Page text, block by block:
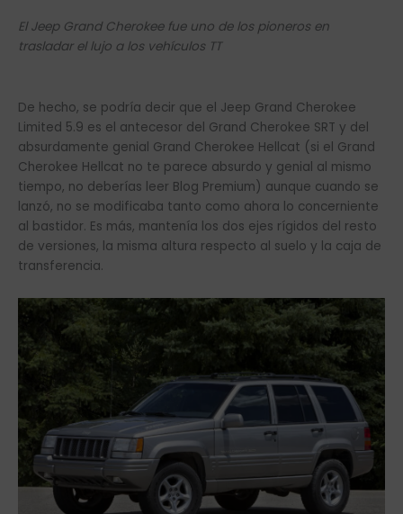
El Jeep Grand Cherokee fue uno de los pioneros en
trasladar el lujo a los vehículos TT
De hecho, se podría decir que el Jeep Grand Cherokee
Limited 5.9 es el antecesor del Grand Cherokee SRT y del
absurdamente genial Grand Cherokee Hellcat (si el Grand
Cherokee Hellcat no te parece absurdo y genial al mismo
tiempo, no deberías leer Blog Premium) aunque cuando se
lanzó, no se modificaba tanto como ahora lo concerniente
al bastidor. Es más, mantenía los dos ejes rígidos del resto
de versiones, la misma altura respecto al suelo y la caja de
transferencia.